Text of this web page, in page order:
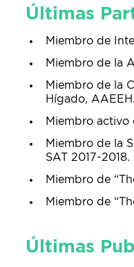
Últimas
Miembro de
Miembro de la
Miembro de la
Hígado, AAEEH.
Miembro activo
Miembro de la
SAT 2017-2018.
Miembro de
Miembro de
Últimas